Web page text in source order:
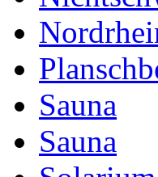
Sauna
Sauna